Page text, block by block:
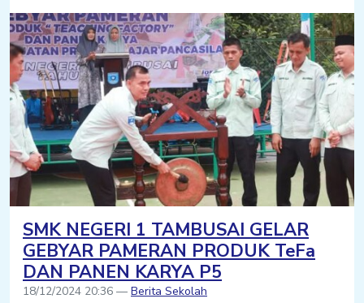
SMK NEGERI 1 TAMBUSAI GELAR
GEBYAR PAMERAN PRODUK TeFa
DAN PANEN KARYA P5
18/12/2024 20:36 — Berita Sekolah